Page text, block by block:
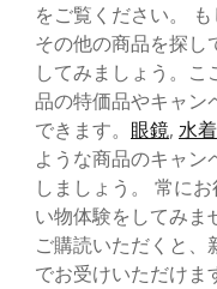
をご覧ください。
その他の商品を探し
してみましょう。
品の特価品やキャン
できます。 眼鏡, 水着
ような商品のキャン
しましょう。 常に
い物体験をしてみま
ご購読いただくと
でお受けいただけま